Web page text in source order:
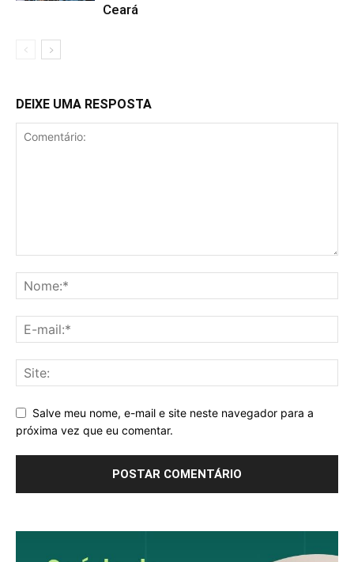
Ceará
DEIXE UMA RESPOSTA
Salve meu nome, e-mail e site neste navegador para a
próxima vez que eu comentar.